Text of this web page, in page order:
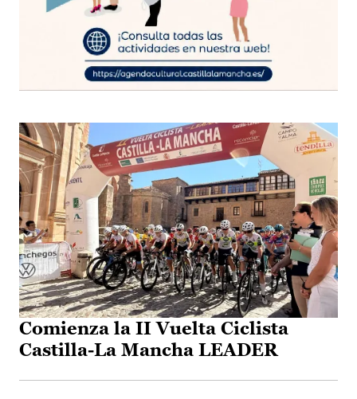
Comienza la II Vuelta Ciclista
Castilla-La Mancha LEADER